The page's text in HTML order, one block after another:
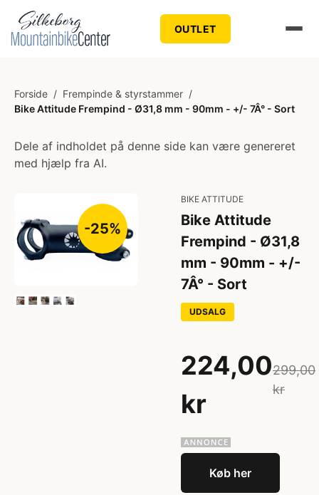
OUTLET
Forside / Frempinde & styrstammer /
Bike Attitude Frempind - Ø31,8 mm - 90mm - +/- 7Â° - Sort
Dele af indholdet på denne side kan være genereret
med hjælp fra AI.
-25%
BIKE ATTITUDE
Bike Attitude
Frempind - Ø31,8
mm - 90mm - +/-
7Â° - Sort
UDSALG
224,00
kr
299,00
kr
Køb her